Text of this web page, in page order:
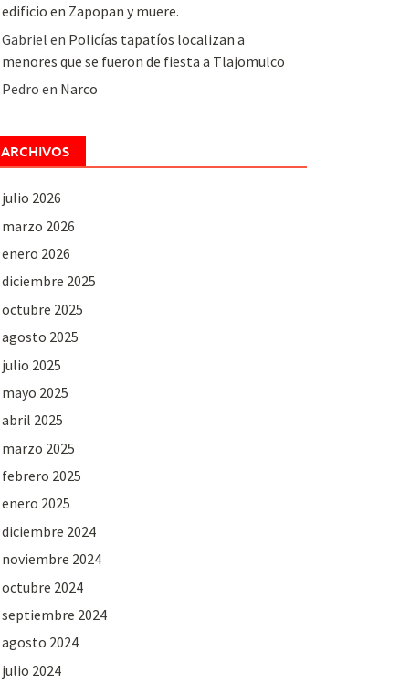
edificio en Zapopan y muere.
Gabriel en Policías tapatíos localizan a
menores que se fueron de fiesta a Tlajomulco
Pedro en Narco
ARCHIVOS
julio 2026
marzo 2026
enero 2026
diciembre 2025
octubre 2025
agosto 2025
julio 2025
mayo 2025
abril 2025
marzo 2025
febrero 2025
enero 2025
diciembre 2024
noviembre 2024
octubre 2024
septiembre 2024
agosto 2024
julio 2024